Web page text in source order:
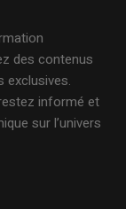
des contenus
exclusives.
informé et
sur l’univers